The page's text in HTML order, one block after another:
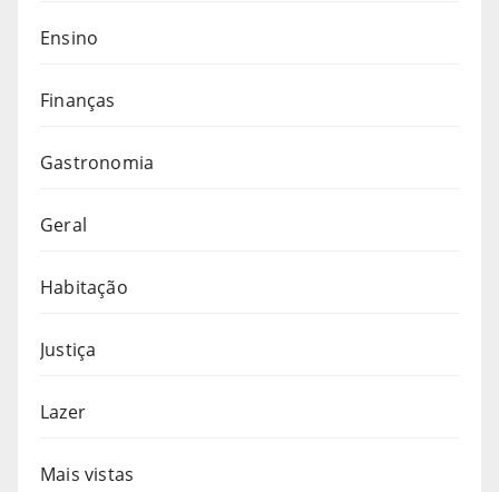
Ensino
Finanças
Gastronomia
Geral
Habitação
Justiça
Lazer
Mais vistas